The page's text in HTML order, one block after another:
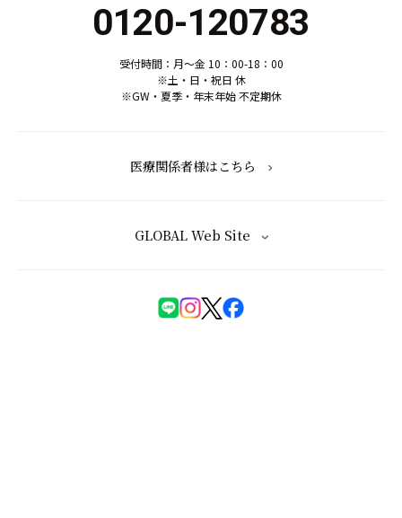
0120-120783
受付時間：月～金 10：00-18：00
※土・日・祝日 休
※GW・夏季・年末年始 不定期休
医療関係者様はこちら
GLOBAL Web Site